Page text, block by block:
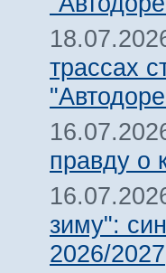
трассах
правду о
зиму":
2026/2027